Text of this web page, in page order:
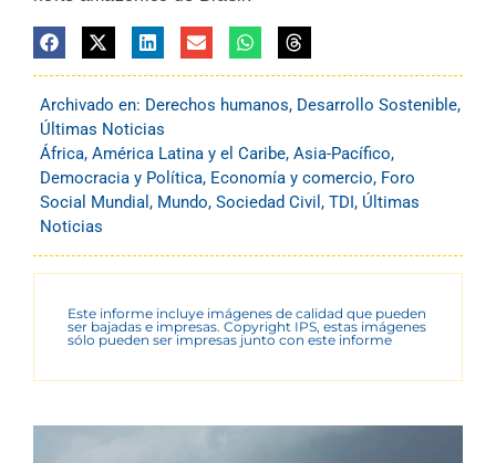
Archivado en: Derechos humanos, Desarrollo Sostenible,
Últimas Noticias
África, América Latina y el Caribe, Asia-Pacífico,
Democracia y Política, Economía y comercio, Foro
Social Mundial , Mundo, Sociedad Civil , TDI, Últimas
Noticias
Este informe incluye imágenes de calidad que pueden
ser bajadas e impresas. Copyright IPS, estas imágenes
sólo pueden ser impresas junto con este informe